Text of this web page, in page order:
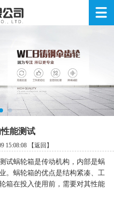
能测试
15:08:08 【返回】
蜗轮箱是传动机构，内部是蜗
。蜗轮箱的优点是结构紧凑、工
箱在投入使用前，需要对其性能